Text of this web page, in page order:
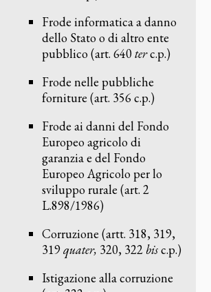
Frode informatica a danno
dello Stato o di altro ente
pubblico (art. 640terc.p.)
Frode nelle pubbliche
forniture (art. 356 c.p.)
Frode ai danni del Fondo
Europeo agricolo di
garanzia e del Fondo
Europeo Agricolo per lo
sviluppo rurale (art. 2
L.898/1986)
Corruzione (artt. 318, 319,
319quater, 320, 322 bisc.p.)
Istigazione alla corruzione